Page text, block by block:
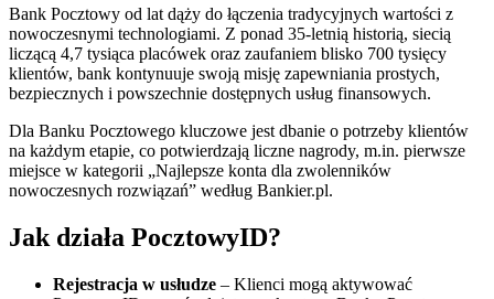
Bank Pocztowy od lat dąży do łączenia tradycyjnych wartości z
nowoczesnymi technologiami. Z ponad 35-letnią historią, siecią
liczącą 4,7 tysiąca placówek oraz zaufaniem blisko 700 tysięcy
klientów, bank kontynuuje swoją misję zapewniania prostych,
bezpiecznych i powszechnie dostępnych usług finansowych.
Dla Banku Pocztowego kluczowe jest dbanie o potrzeby klientów
na każdym etapie, co potwierdzają liczne nagrody, m.in. pierwsze
miejsce w kategorii „Najlepsze konta dla zwolenników
nowoczesnych rozwiązań” według Bankier.pl.
Jak działa PocztowyID?
Rejestracja w usłudze – Klienci mogą aktywować